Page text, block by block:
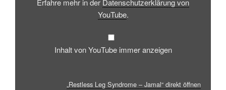
Erfahre mehr in der Datenschutzerklärung von
YouTube.
Inhalt von YouTube immer anzeigen
„Restless Leg Syndrome – Jamal“ direkt öffnen